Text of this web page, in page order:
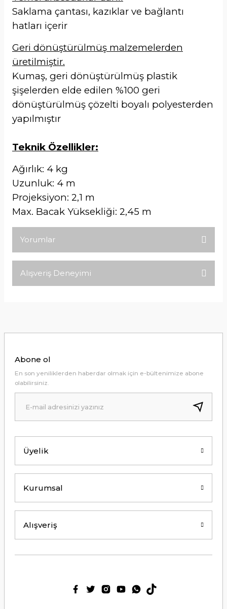
Saklama çantası, kazıklar ve bağlantı
hatları içerir
Geri dönüştürülmüş malzemelerden
üretilmiştir.
Kumaş, geri dönüştürülmüş plastik
şişelerden elde edilen %100 geri
dönüştürülmüş çözelti boyalı polyesterden
yapılmıştır
Teknik Özellikler:
Ağırlık: 4 kg
Uzunluk: 4 m
Projeksiyon: 2,1 m
Max. Bacak Yüksekliği: 2,45 m
Yorumlar
Alışveriş Deneyimi
Hiç sıkıntı çekmedim, hızlı bir şekilde
B... A... | 24/12/2024
tavsiye ederim. Gayet ilgili ve
açıklayıcı bir şekilde benimle
Teşekkürler ilgi alaka süper.
yaptım. Çok memnun kaldım. 3. gün
sabah ürün elime ulaştı. Teşekkür
Üyelik
Kurumsal
Alışveriş
Abone ol
En son yeniliklerden haberdar olmak için e-bültenimize abone
olabilirsiniz.